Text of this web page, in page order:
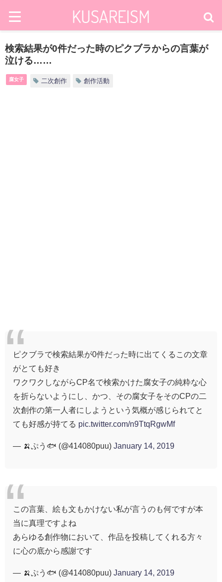
検索結果が0件だった時のピクブラからの言葉が
泣ける……
腐女子 二次創作 創作活動
ピクブラで検索結果が0件だった時に出てくるこの文章
がとても好き
ワクワクしながらCP名で検索かけた腐女子の純粋な心
を折らないようにし、かつ、その腐女子をそのCPの二
次創作の第一人者にしようという気概が感じられてと
ても好感が持てる pic.twitter.com/n9TtqRgwMf
— 🍌ぷう🐟 (@414080puu) January 14, 2019
この言葉、絵も文もかけない私が言うのも何ですが本
当に真理ですよね
あらゆる創作物において、作品を投稿してくれる方々
に心の底から感謝です
— 🍌ぷう🐟 (@414080puu) January 14, 2019